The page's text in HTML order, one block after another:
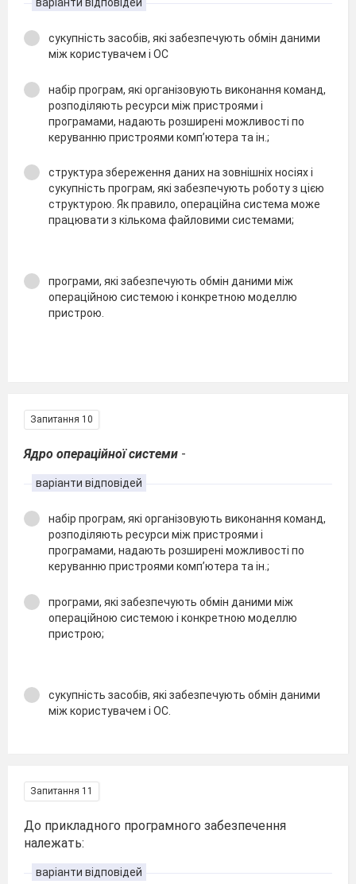
сукупність засобів, які забезпечують обмін даними
між користувачем і ОС
набір програм, які організовують виконання команд,
розподіляють ресурси між пристроями і
програмами, надають розширені можливості по
керуванню пристроями комп’ютера та ін.;
структура збереження даних на зовнішніх носіях і
сукупність програм, які забезпечують роботу з цією
структурою. Як правило, операційна система може
працювати з кількома файловими системами;
програми, які забезпечують обмін даними між
операційною системою і конкретною моделлю
пристрою.
Запитання 10
Ядро операційної системи -
варіанти відповідей
набір програм, які організовують виконання команд,
розподіляють ресурси між пристроями і
програмами, надають розширені можливості по
керуванню пристроями комп’ютера та ін.;
програми, які забезпечують обмін даними між
операційною системою і конкретною моделлю
пристрою;
сукупність засобів, які забезпечують обмін даними
між користувачем і ОС.
Запитання 11
До прикладного програмного забезпечення
належать:
варіанти відповідей